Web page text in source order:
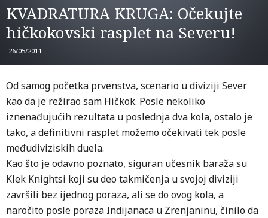
KVADRATURA KRUGA: Očekujte
hičkokovski rasplet na Severu!
26/05/2011
Od samog početka prvenstva, scenario u diviziji Sever
kao da je režirao sam Hičkok. Posle nekoliko
iznenađujućih rezultata u poslednja dva kola, ostalo je
tako, a definitivni rasplet možemo očekivati tek posle
međudiviziskih duela.
Kao što je odavno poznato, siguran učesnik baraža su
Klek Knightsi koji su deo takmičenja u svojoj diviziji
završili bez ijednog poraza, ali se do ovog kola, a
naročito posle poraza Indijanaca u Zrenjaninu, činilo da